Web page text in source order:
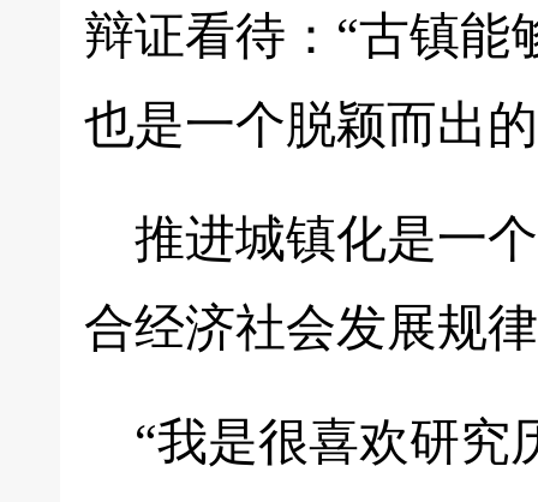
辩证看待：“古镇能
也是一个脱颖而出
推进城镇化是一
合经济社会发展规
“我是很喜欢研究